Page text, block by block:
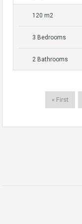
120 m2
3 Bedrooms
2 Bathrooms
« First